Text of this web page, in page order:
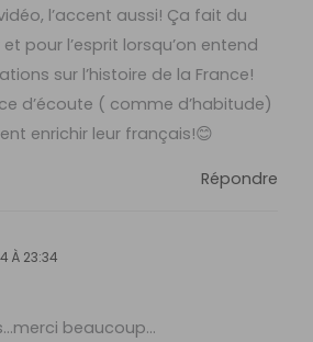
l’accent aussi! Ça fait du
pour l’esprit lorsqu’on entend
sur l’histoire de la France!
d’écoute ( comme d’habitude)
enrichir leur français!😊
Répondre
À 23:34
beaucoup…